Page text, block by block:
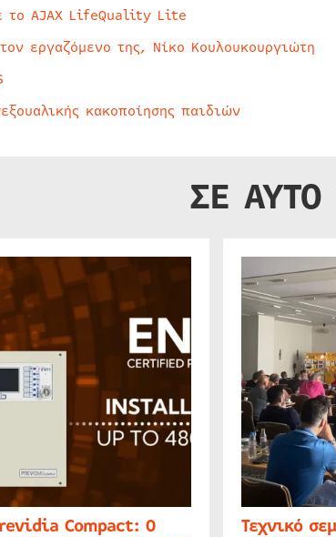
το AJAX LifeQuality Lite
εργαζόμενο της, Νίκο Κουλουκουργιώτη
κακοποίησης παιδιών
ΣΕ
Compact: Ο Τεχνικό